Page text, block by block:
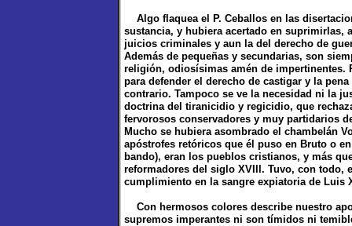
Algo flaquea el P. Ceballos en las
sustancia, y hubiera acertado en suprimirlas,
juicios criminales y aun la del derecho de
Además de pequeñas y secundarias, son
religión, odiosísimas amén de impertinentes.
para defender el derecho de castigar y la
contrario. Tampoco se ve la necesidad ni la
doctrina del tiranicidio y regicidio, que
fervorosos conservadores y muy partidarios
Mucho se hubiera asombrado el chambelán
apóstrofes retóricos que él puso en Bruto o
bando), eran los pueblos cristianos, y más
reformadores del siglo XVIII. Tuvo, con todo,
cumplimiento en la sangre expiatoria de Luis
Con hermosos colores describe nuestro
supremos imperantes ni son tímidos ni